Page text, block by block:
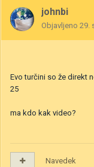
johnbi
Objavljeno 29.
Evo turčini so že direkt
25
ma kdo kak video?
Navedek